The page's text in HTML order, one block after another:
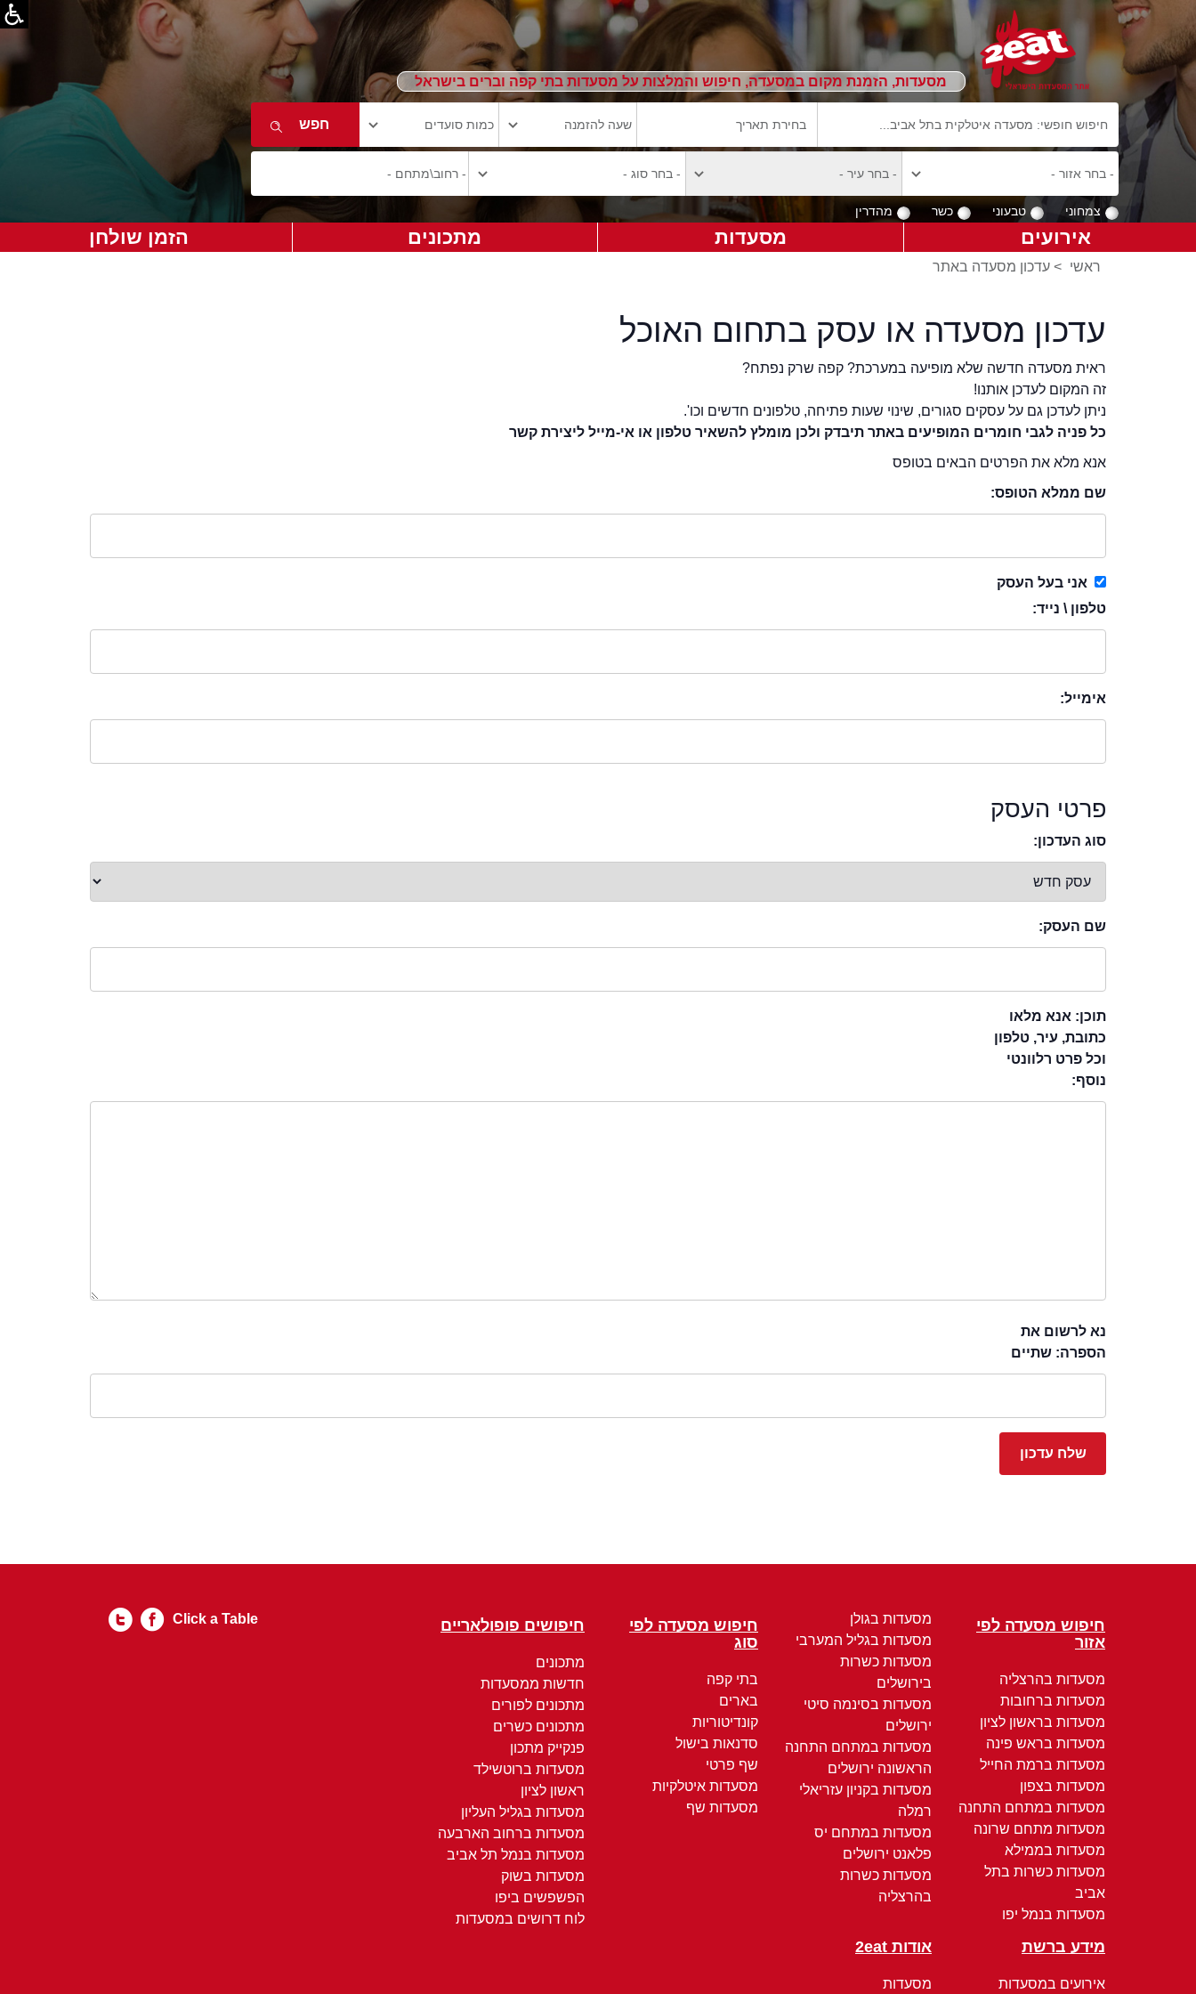
מסעדות, הזמנת מקום במסעדה, חיפוש והמלצות על מסעדות בתי קפה וברים בישראל
צמחוני טבעוני כשר מהדרין
אירועים מסעדות מתכונים הזמן שולחן
ראשי > עדכון מסעדה באתר
עדכון מסעדה או עסק בתחום האוכל
ראית מסעדה חדשה שלא מופיעה במערכת? קפה שרק נפתח?
זה המקום לעדכן אותנו!
ניתן לעדכן גם על עסקים סגורים, שינוי שעות פתיחה, טלפונים חדשים וכו'.
כל פניה לגבי חומרים המופיעים באתר תיבדק ולכן מומלץ להשאיר טלפון או אי-מייל ליצירת קשר
אנא מלא את הפרטים הבאים בטופס
שם ממלא הטופס:
אני בעל העסק
טלפון \ נייד:
אימייל:
פרטי העסק
סוג העדכון:
שם העסק:
תוכן: אנא מלאו
כתובת, עיר, טלפון
וכל פרט רלוונטי
נוסף:
נא לרשום את
הספרה: שתיים
חיפוש מסעדה לפי
אזור
מסעדות בהרצליה
מסעדות ברחובות
מסעדות בראשון לציון
מסעדות בראש פינה
מסעדות ברמת החייל
מסעדות בצפון
מסעדות במתחם התחנה
מסעדות מתחם שרונה
מסעדות בממילא
מסעדות כשרות בתל
אביב
מסעדות בנמל יפו
מסעדות בגולן
מסעדות בגליל המערבי
מסעדות כשרות
בירושלים
מסעדות בסינמה סיטי
ירושלים
מסעדות במתחם התחנה
הראשונה ירושלים
מסעדות בקניון עזריאלי
רמלה
מסעדות במתחם יס
פלאנט ירושלים
מסעדות כשרות
בהרצליה
חיפוש מסעדה לפי
סוג
בתי קפה
בארים
קונדיטוריות
סדנאות בישול
שף פרטי
מסעדות איטלקיות
מסעדות שף
חיפושים פופולאריים
מתכונים
חדשות ממסעדות
מתכונים לפורים
מתכונים כשרים
פנקייק מתכון
מסעדות ברוטשילד
ראשון לציון
מסעדות בגליל העליון
מסעדות ברחוב הארבעה
מסעדות בנמל תל אביב
מסעדות בשוק
הפשפשים ביפו
לוח דרושים במסעדות
מידע ברשת
אירועים במסעדות
אודות 2eat
מסעדות
Click a Table